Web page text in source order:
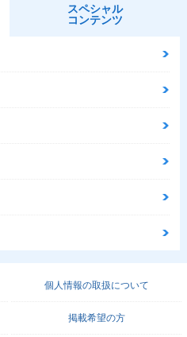
スペシャル
コンテンツ
個人情報の取扱について
掲載希望の方